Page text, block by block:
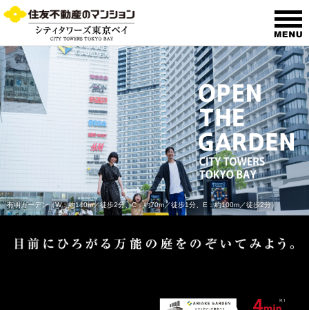
有明ガーデン（W：約140m／徒歩2分、C：約70m／徒歩1分、 E：約100m／徒歩2分）